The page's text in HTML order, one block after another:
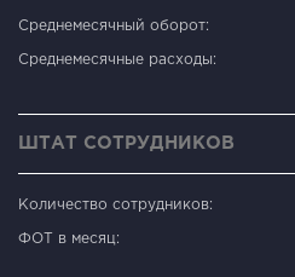
Среднемесячный оборот:
Среднемесячные расходы:
ШТАТ СОТРУДНИКОВ
Количество сотрудников:
ФОТ в месяц: